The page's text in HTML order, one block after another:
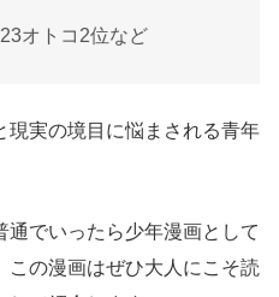
オトコ2位など
現実の境目に悩まされる青年
通でいったら少年漫画として
の漫画はぜひ大人にこそ読